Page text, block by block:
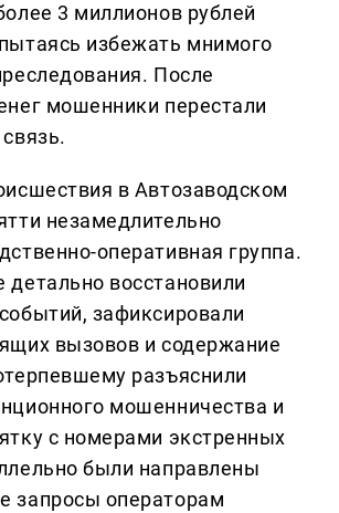
3 миллионов рублей
избежать мнимого
После
мошенники перестали
в Автозаводском
незамедлительно
оперативная группа.
детально восстановили
зафиксировали
вызовов и содержание
разъяснили
мошенничества и
с номерами экстренных
были направлены
запросы операторам